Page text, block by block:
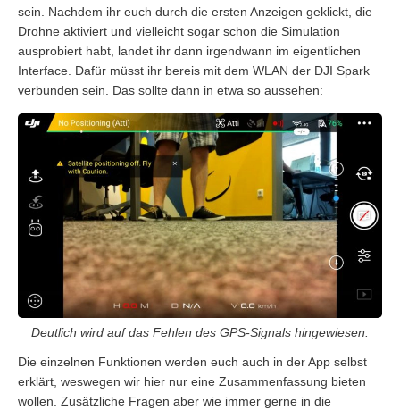
sein. Nachdem ihr euch durch die ersten Anzeigen geklickt, die
Drohne aktiviert und vielleicht sogar schon die Simulation
ausprobiert habt, landet ihr dann irgendwann im eigentlichen
Interface. Dafür müsst ihr bereis mit dem WLAN der DJI Spark
verbunden sein. Das sollte dann in etwa so aussehen:
Deutlich wird auf das Fehlen des GPS-Signals hingewiesen.
Die einzelnen Funktionen werden euch auch in der App selbst
erklärt, weswegen wir hier nur eine Zusammenfassung bieten
wollen. Zusätzliche Fragen aber wie immer gerne in die